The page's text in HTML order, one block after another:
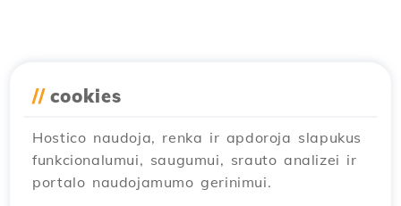
// cookies
Hostico naudoja, renka ir apdoroja slapukus
funkcionalumui, saugumui, srauto analizei ir
portalo naudojamumo gerinimui.